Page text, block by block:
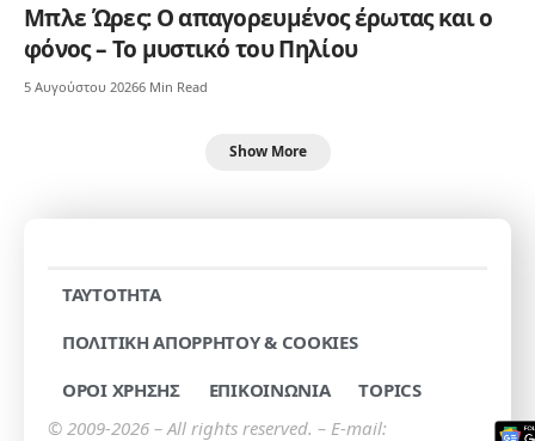
Μπλε Ώρες: Ο απαγορευμένος έρωτας και ο
φόνος – Το μυστικό του Πηλίου
5 Αυγούστου 20266 Min Read
Show More
TAYTOTHTA
ΠΟΛΙΤΙΚΗ ΑΠΟΡΡΗΤΟΥ & COOKIES
ΟΡΟΙ ΧΡΗΣΗΣ
ΕΠΙΚΟΙΝΩΝΙΑ
TOPICS
© 2009-2026 – All rights reserved. – E-mail: